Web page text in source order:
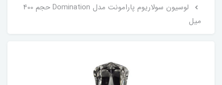
لوسیون سولاریوم پارامونت مدل Domination حجم 400
میل